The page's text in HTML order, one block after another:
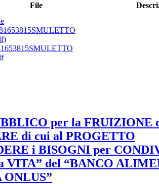
File
per la FRUIZIONE
di cui al PROGETTO
i BISOGNI per
VITA” del “BANCO